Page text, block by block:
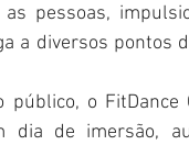
pessoas,
a diversos pontos
o FitDance
dia de imersão,